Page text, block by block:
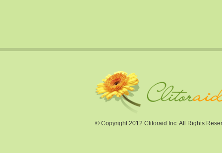
© Copyright 2012 Clitoraid Inc. All Rights